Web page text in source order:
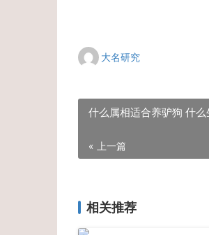
大名研究
什么属相适合养驴狗 什
« 上一篇
相关推荐